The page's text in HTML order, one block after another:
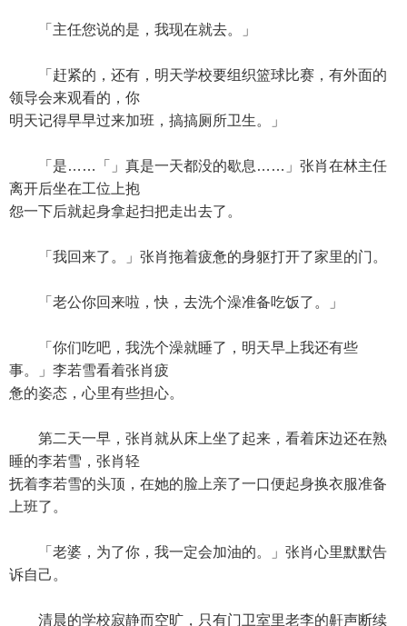
「主任您说的是，我现在就去。」
「赶紧的，还有，明天学校要组织篮球比赛，有外面的
领导会来观看的，你
明天记得早早过来加班，搞搞厕所卫生。」
「是……「」真是一天都没的歇息……」张肖在林主任
离开后坐在工位上抱
怨一下后就起身拿起扫把走出去了。
「我回来了。」张肖拖着疲惫的身躯打开了家里的门。
「老公你回来啦，快，去洗个澡准备吃饭了。」
「你们吃吧，我洗个澡就睡了，明天早上我还有些
事。」李若雪看着张肖疲
惫的姿态，心里有些担心。
第二天一早，张肖就从床上坐了起来，看着床边还在熟
睡的李若雪，张肖轻
抚着李若雪的头顶，在她的脸上亲了一口便起身换衣服准备
上班了。
「老婆，为了你，我一定会加油的。」张肖心里默默告
诉自己。
清晨的学校寂静而空旷，只有门卫室里老李的鼾声断续